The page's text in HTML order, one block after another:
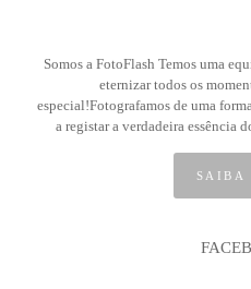
Somos a FotoFlash Temos uma
eternizar todos os
especial!Fotografamos de uma
a registar a verdadeira essência
SAIBA